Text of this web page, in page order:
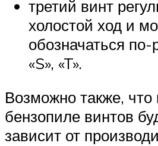
третий винт
холостой ход и
обозначаться по-
«S», «T».
Возможно также,
бензопиле винтов
зависит от